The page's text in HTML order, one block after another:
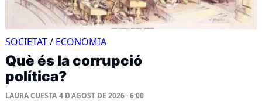
SOCIETAT/ ECONOMIA
Què és la corrupció
política?
LAURA CUESTA 4 D'AGOST DE 2026 · 6:00